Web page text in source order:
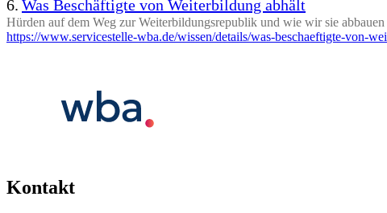
6. Was Beschäftigte von Weiterbildung abhält
Hürden auf dem Weg zur Weiterbildungsrepublik und wie wir sie abbauen
https://www.servicestelle-wba.de/wissen/details/was-beschaeftigte-von-
Kontakt